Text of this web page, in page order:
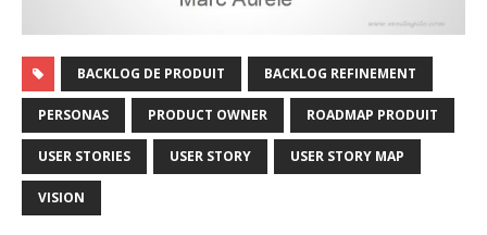
BACKLOG DE PRODUIT BACKLOG REFINEMENT
PERSONAS PRODUCT OWNER ROADMAP PRODUIT
USER STORIES USER STORY USER STORY MAP
VISION